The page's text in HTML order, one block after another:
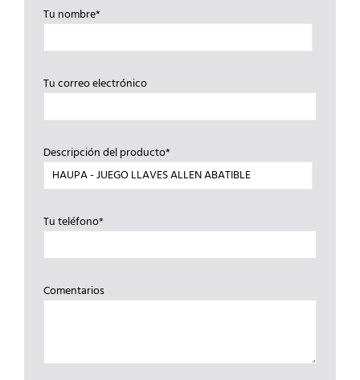
Tu nombre*
Tu correo electrónico
Descripción del producto*
Tu teléfono*
Comentarios